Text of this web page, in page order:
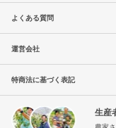
よくある質問
運営会社
特商法に基づく表記
生産